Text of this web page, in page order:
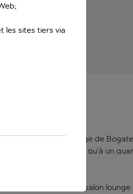
sable doux de la plage de
Gaudí, n’est qu’à un
vous apprécierez le salon
les sites tiers via